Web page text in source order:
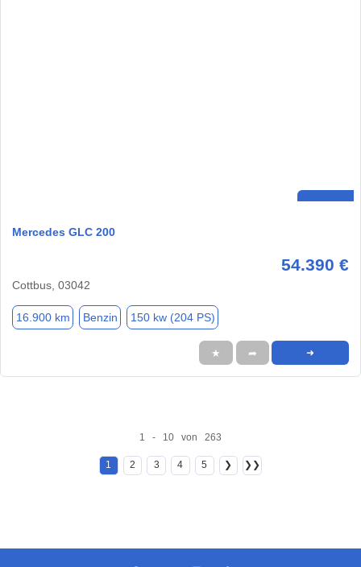
Mercedes GLC 200
54.390 €
Cottbus, 03042
16.900 km Benzin 150 kw (204 PS)
★ ➦ ➜
1 - 10 von 263
1 2 3 4 5 ❯ ❯❯